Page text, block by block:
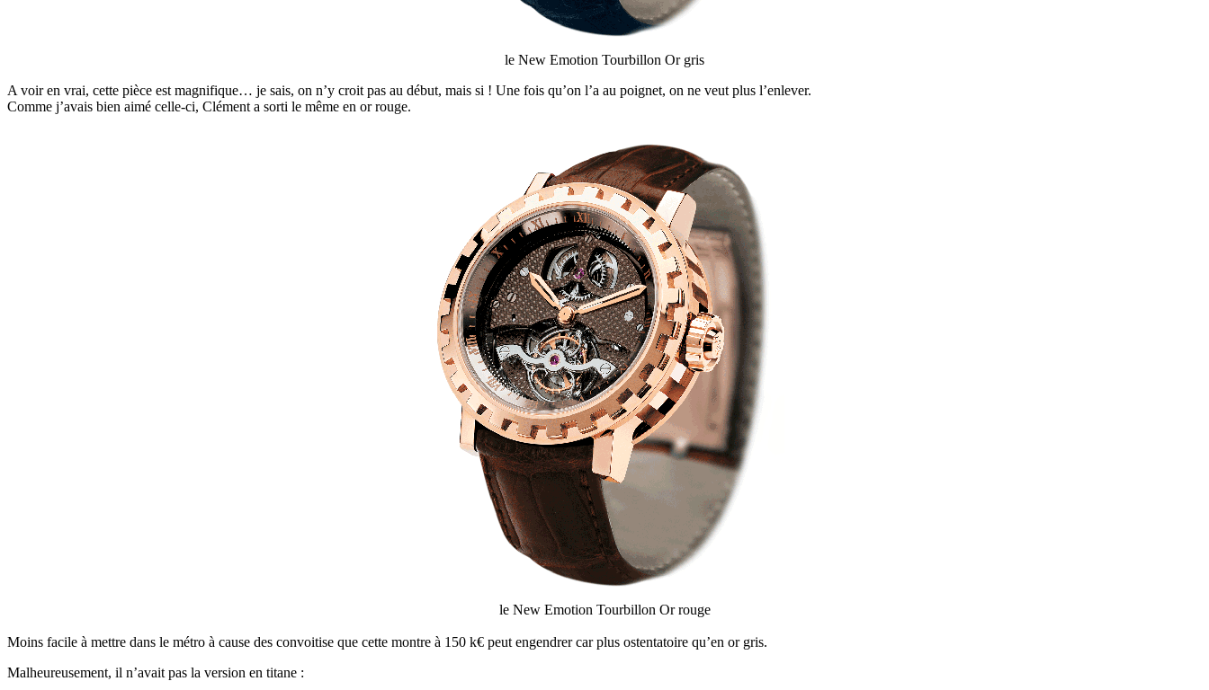
le New Emotion Tourbillon Or gris
A voir en vrai, cette pièce est magnifique… je sais, on n’y croit pas au début, mais si ! Une fois qu’on l’a au poignet, on ne veut plus l’enlever.
Comme j’avais bien aimé celle-ci, Clément a sorti le même en or rouge.
le New Emotion Tourbillon Or rouge
Moins facile à mettre dans le métro à cause des convoitise que cette montre à 150 k€ peut engendrer car plus ostentatoire qu’en or gris.
Malheureusement, il n’avait pas la version en titane :